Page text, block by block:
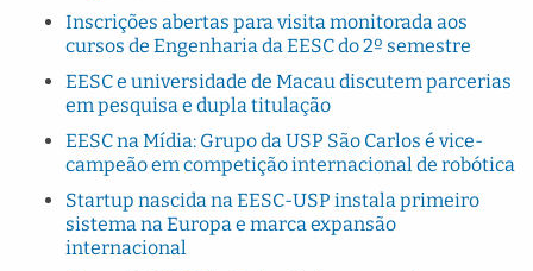
Inscrições abertas para visita monitorada aos
cursos de Engenharia da EESC do 2º semestre
EESC e universidade de Macau discutem parcerias
em pesquisa e dupla titulação
EESC na Mídia: Grupo da USP São Carlos é vice-
campeão em competição internacional de robótica
Startup nascida na EESC-USP instala primeiro
sistema na Europa e marca expansão
internacional